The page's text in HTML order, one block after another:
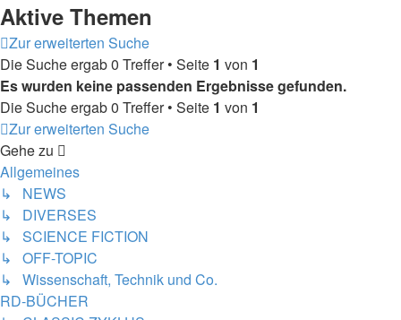
Aktive Themen
Zur erweiterten Suche
Die Suche ergab 0 Treffer • Seite 1 von 1
Es wurden keine passenden Ergebnisse gefunden.
Die Suche ergab 0 Treffer • Seite 1 von 1
Zur erweiterten Suche
Gehe zu
Allgemeines
↳ NEWS
↳ DIVERSES
↳ SCIENCE FICTION
↳ OFF-TOPIC
↳ Wissenschaft, Technik und Co.
RD-BÜCHER